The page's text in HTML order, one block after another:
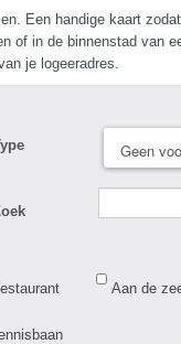
Een handige kaart
of in de binnenstad
je logeeradres.
Aan de